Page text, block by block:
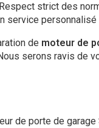
strict des
service
de moteur de
serons ravis de
de porte de